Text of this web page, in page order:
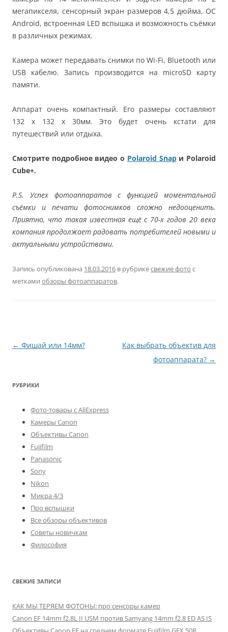
мегапикселя, сенсорный экран размеров 4,5 дюйма, ОС
Android, встроенная LED вспышка и возможность съёмки
в различных режимах.
Камера может передавать снимки по Wi-Fi, Bluetooth или
USB кабелю. Запись производится на microSD карту
памяти.
Аппарат очень компактный. Его размеры составляют
132 x 132 x 30мм. Это будет очень кстати для
путешествий или отдыха.
Смотрите подробное видео о Polaroid Snapи Polaroid
Cube+.
P.S. Успех фотоаппаратов с функцией моментальной
съёмки и печати фотоснимков сложно недооценить.
Приятно, что такая известная ещё с 70-х годов 20 века
компания продолжает радовать потребителей новыми и
актуальными устройствами.
Запись опубликована 18.03.2016 в рубрикесвежие фото с
метками обзоры фотоаппаратов.
Навигация
← Фишай или 14мм?
Как выбрать объектив для
фотоаппарата? →
РУБРИКИ
Фото-товары с AliExpress
Камеры Canon
Объективы Canon
Fujifilm
Panasonic
Sony
Nikon
Микра 4/3
Про вспышки
Все обзоры объективов
Советы новичкам
Философия
СВЕЖИЕ ЗАПИСИ
КАК МЫ ТЕРЯЕМ ФОТОНЫ: про сенсоры камер
Canon EF 14mm f2.8L II USM против Samyang 14mm f2.8 ED AS IS